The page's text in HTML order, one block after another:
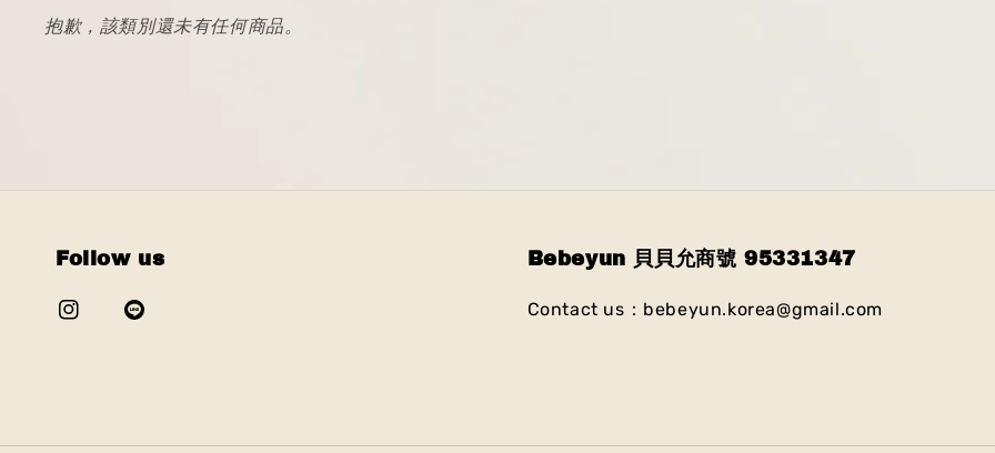
抱歉，該類別還未有任何商品。
Follow us Bebeyun 貝貝允商號 95331347
Contact us：bebeyun.korea@gmail.com